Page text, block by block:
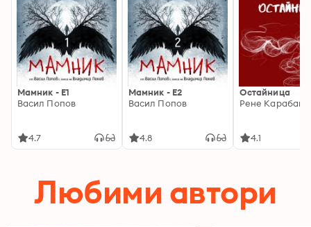
Мамник - E1
Васил Попов
4.7
Мамник - E2
Васил Попов
4.8
Остайница
Рене Карабаш
4.1
Любими автори